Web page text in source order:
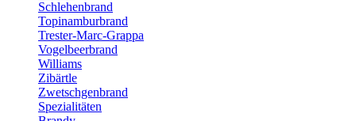
Schlehenbrand
Topinamburbrand
Trester-Marc-Grappa
Vogelbeerbrand
Williams
Zibärtle
Zwetschgenbrand
Spezialitäten